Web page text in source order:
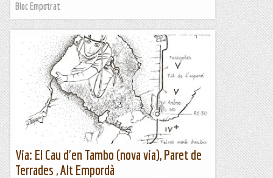
Bloc Empotrat
Via: El Cau d'en Tambo (nova via), Paret de
Terrades , Alt Empordà